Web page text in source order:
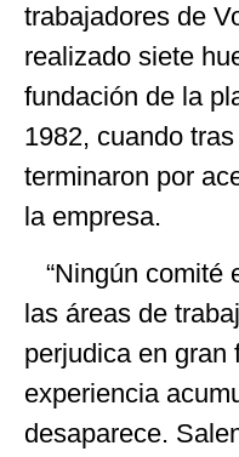
trabajadores de
realizado siete
fundación de la
1982, cuando
terminaron por
la empresa.
“Ningún comité
las áreas de
perjudica en gran
experiencia
desaparece.